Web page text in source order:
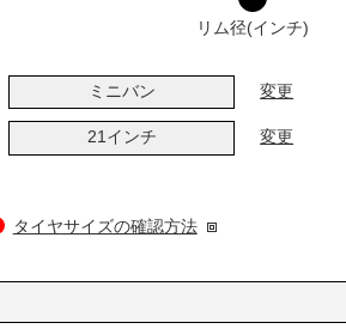
リム径(インチ)
ミニバン 変更
21インチ 変更
タイヤサイズの確認方法